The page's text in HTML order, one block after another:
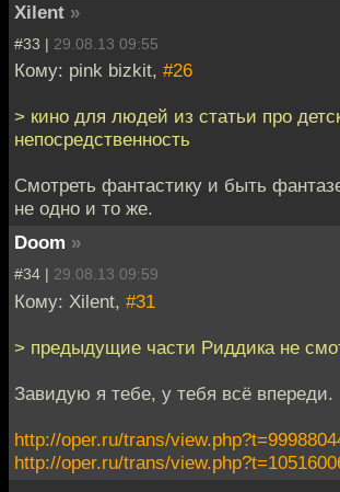
Xilent »
#33 | 29.08.13 09:55
Кому: pink bizkit, #26
> кино для людей из статьи про
непосредственность
Смотреть фантастику и быть
не одно и то же.
Doom »
#34 | 29.08.13 09:59
Кому: Xilent, #31
> предыдущие части Риддика не
Завидую я тебе, у тебя всё впереди.
http://oper.ru/trans/
http://oper.ru/trans/